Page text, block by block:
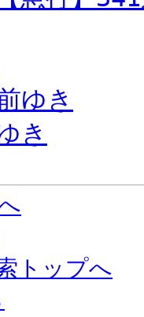
ゆき
き
トップへ